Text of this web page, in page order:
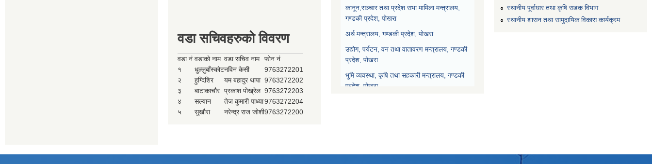
वडा सचिवहरुको विवरण
वडा नं. वडाको नाम वडा सचिव नाम
फोन नं.
१
धुल्लुबाँस्कोटनविन केसी
9763272201
२
हुग्दिशिर यम बहादुर थापा 9763272202
३
बाटाकाचौर प्रकाश पोख्रेल 9763272203
४
सल्यान तेज कुमारी पाध्या9763272204
५
सुखौरा नरेन्द्र राज जोशी9763272200
कानून,सञ्चार तथा प्रदेश सभा मामिला मन्त्रालय,
गण्डकी प्रदेश, पोखरा
अर्थ मन्त्रालय, गण्डकी प्रदेश, पोखरा
उद्योग, पर्यटन, वन तथा वातावरण मन्त्रालय, गण्डकी
प्रदेश, पोखरा
भुमि व्यवस्था, कृषि तथा सहकारी मन्त्रालय, गण्डकी
प्रदेश, पोखरा
स्थानीय पूर्वाधार तथा कृषि सडक विभाग
स्थानीय शासन तथा सामुदायिक विकास कार्यक्रम